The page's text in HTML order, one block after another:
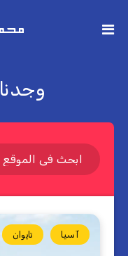
وجدنا
آسيا تايوان